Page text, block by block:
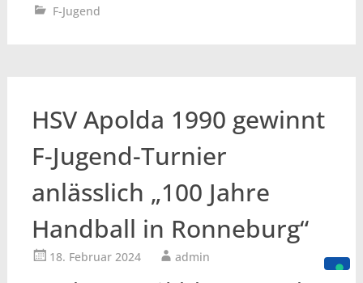
F-Jugend
HSV Apolda 1990 gewinnt
F-Jugend-Turnier
anlässlich „100 Jahre
Handball in Ronneburg“
18. Februar 2024 admin